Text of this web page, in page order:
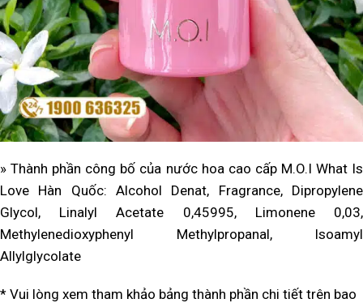
»Thành phần công bố của nước hoa cao cấp M.O.I What Is
Love Hàn Quốc: Alcohol Denat, Fragrance, Dipropylene
Glycol, Linalyl Acetate 0,45995, Limonene 0,03,
Methylenedioxyphenyl Methylpropanal, Isoamyl
Allylglycolate
* Vui lòng xem tham khảo bảng thành phần chi tiết trên bao